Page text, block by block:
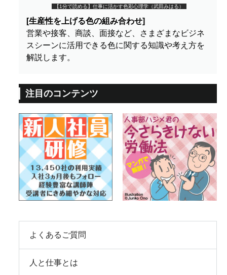
【1分で読める】仕事に活かす色彩心理学（武田みはる）
[生産性を上げる色の組み合わせ]
営業や接客、商談、面接など、さまざまなビジネ
スシーンに活用できる色に関する知識や考え方を
解説します。
注目のコンテンツ
よくあるご質問
人と仕事とは